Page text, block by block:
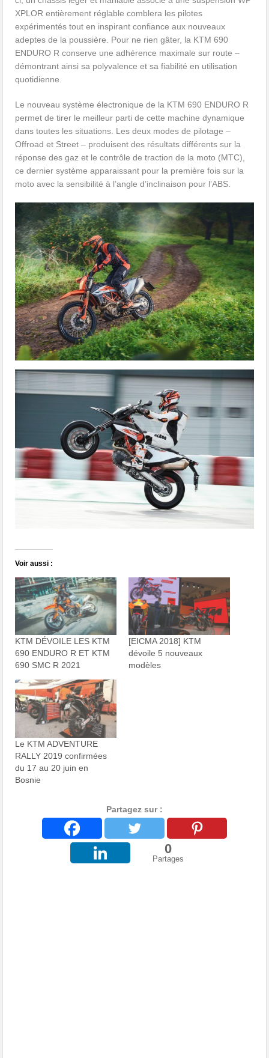
XPLOR entièrement réglable comblera les pilotes
expérimentés tout en inspirant confiance aux nouveaux
adeptes de la poussière. Pour ne rien gâter, la KTM 690
ENDURO R conserve une adhérence maximale sur route –
démontrant ainsi sa polyvalence et sa fiabilité en utilisation
quotidienne.
Le nouveau système électronique de la KTM 690 ENDURO R
permet de tirer le meilleur parti de cette machine dynamique
dans toutes les situations. Les deux modes de pilotage –
Offroad et Street – produisent des résultats différents sur la
réponse des gaz et le contrôle de traction de la moto (MTC),
ce dernier système apparaissant pour la première fois sur la
moto avec la sensibilité à l’angle d’inclinaison pour l’ABS.
Voir aussi :
KTM DÉVOILE LES KTM
690 ENDURO R ET KTM
690 SMC R 2021
[EICMA 2018] KTM
dévoile 5 nouveaux
modèles
Le KTM ADVENTURE
RALLY 2019 confirmées
du 17 au 20 juin en
Bosnie
Partagez sur :
0
Partages